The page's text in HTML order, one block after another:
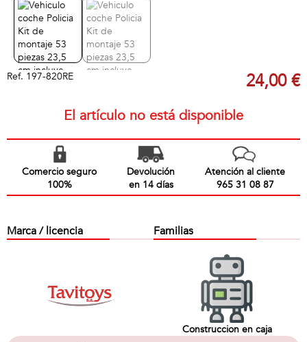
Ref. 197-820RE 24,00 €
El artículo no está disponible
Comercio seguro
100%
Devolución
en 14 días
Atención al cliente
965 31 08 87
Marca / licencia Familias
Construccion en caja